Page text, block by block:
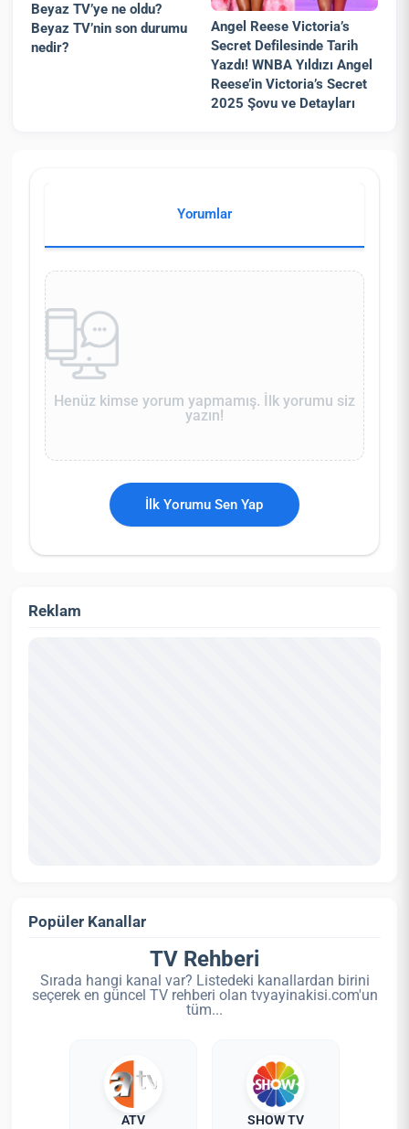
Beyaz TV’ye ne oldu?
Beyaz TV’nin son durumu
nedir?
Angel Reese Victoria’s
Secret Defilesinde Tarih
Yazdı! WNBA Yıldızı Angel
Reese’in Victoria’s Secret
2025 Şovu ve Detayları
Yorumlar
Henüz kimse yorum yapmamış. İlk yorumu siz
yazın!
İlk Yorumu Sen Yap
Reklam
Popüler Kanallar
TV Rehberi
Sırada hangi kanal var? Listedeki kanallardan birini
seçerek en güncel TV rehberi olan tvyayinakisi.com'un
tüm...
ATV SHOW TV